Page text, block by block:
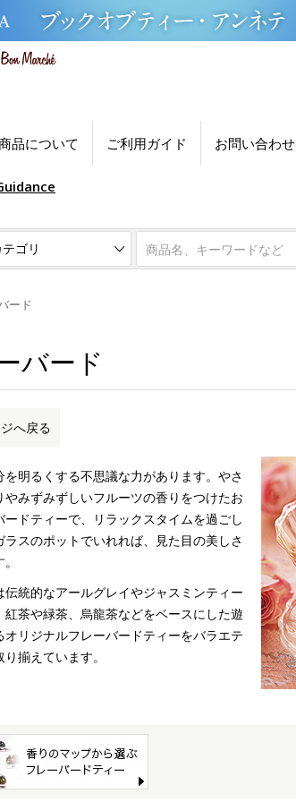
品について ご利用ガイド お問い合わせ
ード
バード
へ戻る
を明るくする不思議な力があります。やさ
やみずみずしいフルーツの香りをつけたお
ードティーで、リラックスタイムを過ごし
ラスのポットでいれれば、見た目の美しさ
伝統的なアールグレイやジャスミンティー
紅茶や緑茶、烏龍茶などをベースにした遊
オリジナルフレーバードティーをバラエテ
揃えています。